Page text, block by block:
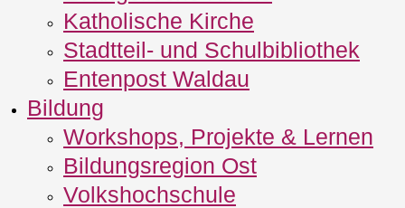
Katholische Kirche
Stadtteil- und Schulbibliothek
Entenpost Waldau
Bildung
Workshops, Projekte & Lernen
Bildungsregion Ost
Volkshochschule